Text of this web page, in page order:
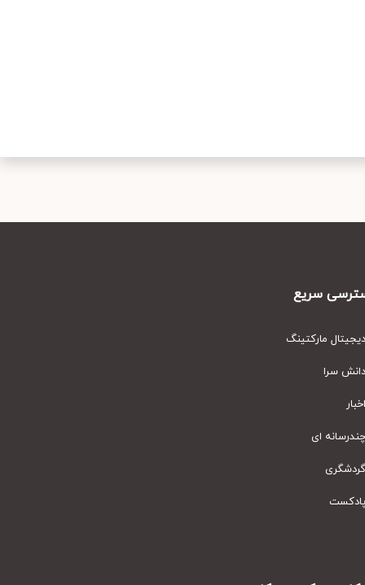
سریع
مارکتینگ
سرا
ای